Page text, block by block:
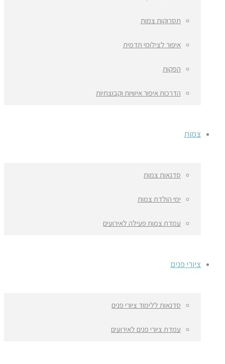
תסרוקות צמות
איפור לצילומי תדמית
הפקות
הדרכות איפור אישיות וקבוצתיות
צמות
סדנאות צמות
ימי הולדת צמות
עמדת צמות פעילה לאירועים
ציורי פנים
סדנאות ללימוד ציורי פנים
עמדת ציורי פנים לאירועים